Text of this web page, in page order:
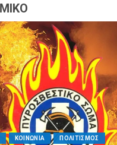
ΚΟΙΝΩΝΙΑ ΠΟΛΙΤΙΣΜΟΣ